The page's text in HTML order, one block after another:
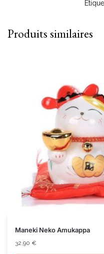
Produits similaires
Maneki Neko Amukappa
32,90 €